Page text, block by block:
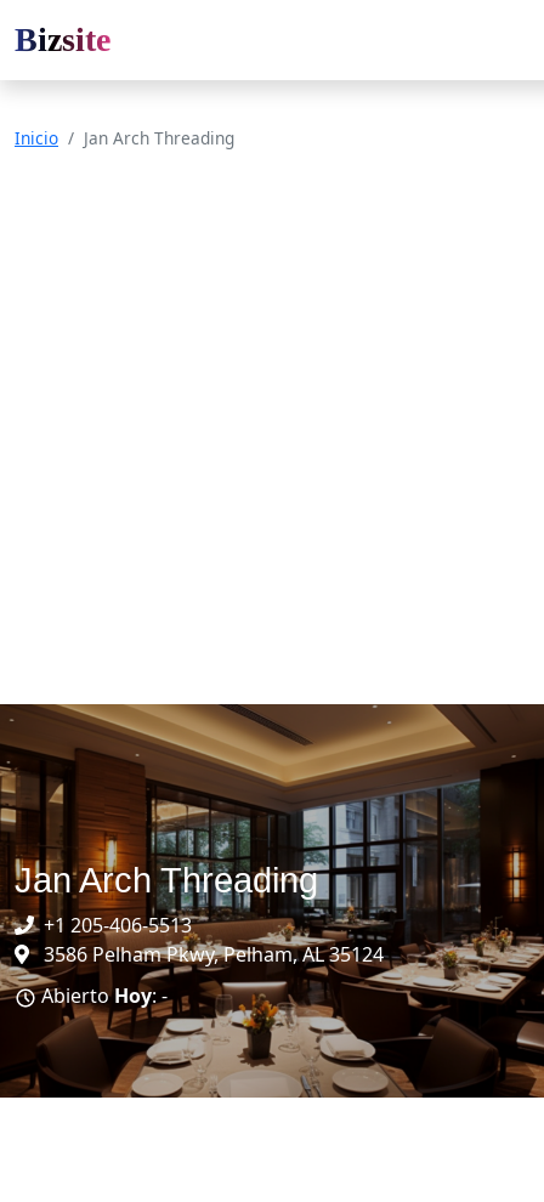
Bizsite
Inicio Jan Arch Threading
Jan Arch Threading
+1 205-406-5513
3586 Pelham Pkwy, Pelham, AL 35124
AbiertoHoy: -